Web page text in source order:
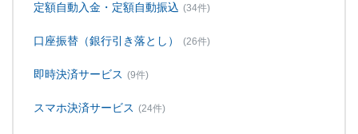
定額自動入金・定額自動振込 (34件)
口座振替（銀行引き落とし） (26件)
即時決済サービス (9件)
スマホ決済サービス (24件)